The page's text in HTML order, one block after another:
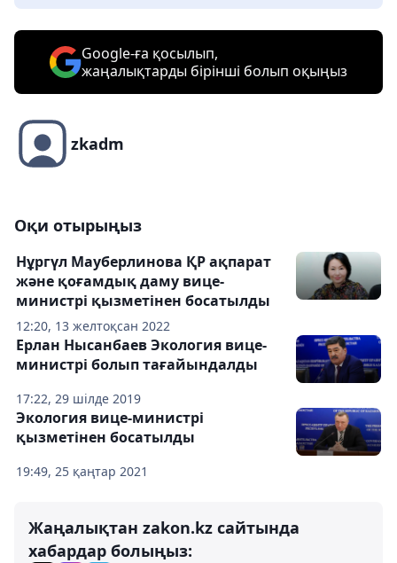
Google-ға қосылып,
жаңалықтарды бірінші болып оқыңыз
zkadm
Оқи отырыңыз
12:20, 13 желтоқсан 2022
Нұргүл Мауберлинова ҚР ақпарат
және қоғамдық даму вице-
министрі қызметінен босатылды
17:22, 29 шілде 2019
Ерлан Нысанбаев Экология вице-
министрі болып тағайындалды
19:49, 25 қаңтар 2021
Экология вице-министрі
қызметінен босатылды
Жаңалықтан zakon.kz сайтында
хабардар болыңыз: